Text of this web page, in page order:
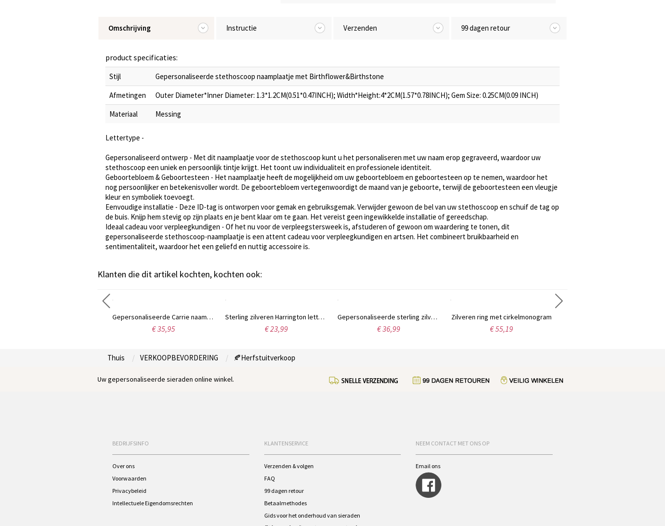
Omschrijving Instructie Verzenden 99 dagen retour
product specificaties:
Stijl
Gepersonaliseerde stethoscoop naamplaatje met Birthflower&Birthstone
Afmetingen
Outer Diameter*Inner Diameter: 1.3*1.2CM(0.51*0.47INCH); Width*Height:4*2CM(1.57*0.78INCH); Gem Size: 0.25CM(0.09 INCH)
Materiaal
Messing
Lettertype -
Gepersonaliseerd ontwerp - Met dit naamplaatje voor de stethoscoop kunt u het personaliseren met uw naam erop gegraveerd, waardoor uw
stethoscoop een uniek en persoonlijk tintje krijgt. Het toont uw individualiteit en professionele identiteit.
Geboortebloem & Geboortesteen - Het naamplaatje heeft de mogelijkheid om uw geboortebloem en geboortesteen op te nemen, waardoor het
nog persoonlijker en betekenisvoller wordt. De geboortebloem vertegenwoordigt de maand van je geboorte, terwijl de geboortesteen een vleugje
kleur en symboliek toevoegt.
Eenvoudige installatie - Deze ID-tag is ontworpen voor gemak en gebruiksgemak. Verwijder gewoon de bel van uw stethoscoop en schuif de tag op
de buis. Knijp hem stevig op zijn plaats en je bent klaar om te gaan. Het vereist geen ingewikkelde installatie of gereedschap.
Ideaal cadeau voor verpleegkundigen - Of het nu voor de verpleegstersweek is, afstuderen of gewoon om waardering te tonen, dit
gepersonaliseerde stethoscoop-naamplaatje is een attent cadeau voor verpleegkundigen en artsen. Het combineert bruikbaarheid en
sentimentaliteit, waardoor het een geliefd en nuttig accessoire is.
Klanten die dit artikel kochten, kochten ook:
Gepersonaliseerde Carrie naamketting, 18 karaats verguld.
€ 35,95
Sterling zilveren Harrington lettertype naam ketting
€ 23,99
Gepersonaliseerde sterling zilveren armband met de naam Carrie
€ 36,99
Zilveren ring met cirkelmonogram
€ 55,19
Thuis VERKOOPBEVORDERING 🍂Herfstuitverkoop
Uw gepersonaliseerde sieraden online winkel.
BEDRIJFSINFO
Over ons
Voorwaarden
Privacybeleid
Intellectuele Eigendomsrechten
KLANTENSERVICE
Verzenden & volgen
FAQ
99 dagen retour
Betaalmethodes
Gids voor het onderhoud van sieraden
NEEM CONTACT MET ONS OP
Email ons